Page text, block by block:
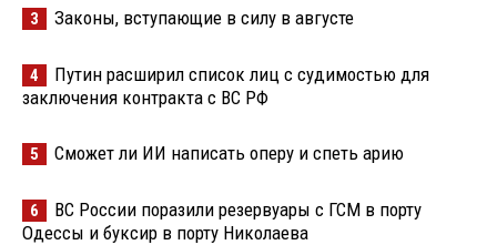
3 Законы, вступающие в силу в августе
4
Путин расширил список лиц с судимостью для
заключения контракта с ВС РФ
5 Сможет ли ИИ написать оперу и спеть арию
6
ВС России поразили резервуары с ГСМ в порту
Одессы и буксир в порту Николаева